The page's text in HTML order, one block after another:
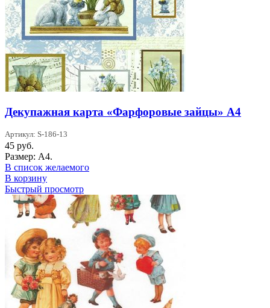
Декупажная карта «Фарфоровые зайцы» А4
Артикул: S-186-13
45 руб.
Размер: А4.
В список желаемого
В корзину
Быстрый просмотр